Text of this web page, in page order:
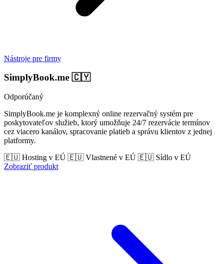
Nástroje pre firmy
SimplyBook.me 🇨🇾
Odporúčaný
SimplyBook.me je komplexný online rezervačný systém pre
poskytovateľov služieb, ktorý umožňuje 24/7 rezervácie termínov
cez viacero kanálov, spracovanie platieb a správu klientov z jednej
platformy.
🇪🇺 Hosting v EÚ 🇪🇺 Vlastnené v EÚ 🇪🇺 Sídlo v EÚ
Zobraziť produkt